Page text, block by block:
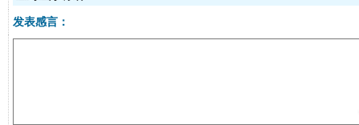
发表感言：